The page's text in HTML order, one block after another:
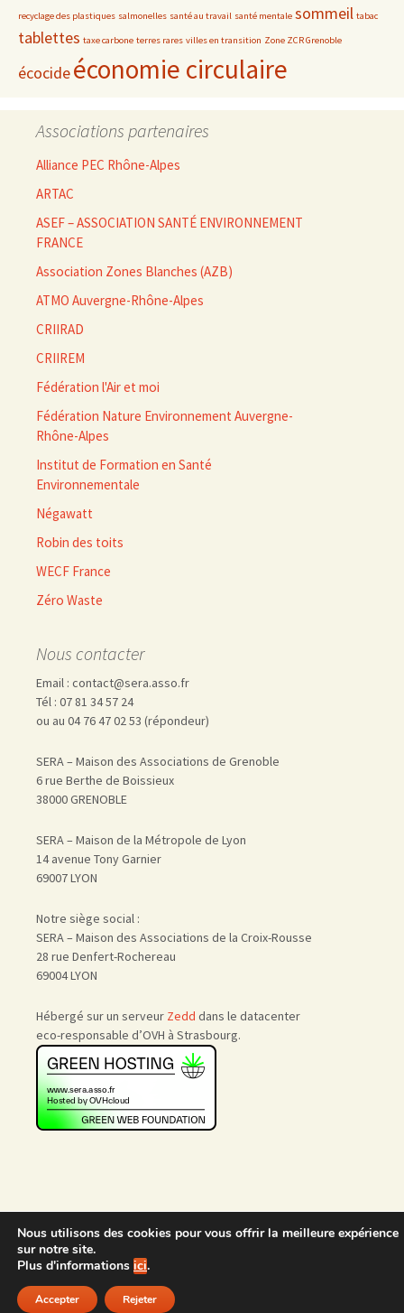
recyclage des plastiques salmonelles santé au travail santé mentale sommeil tabac
tablettes taxe carbone terres rares villes en transition Zone ZCR Grenoble
écocideéconomie circulaire
Associations partenaires
Alliance PEC Rhône-Alpes
ARTAC
ASEF – ASSOCIATION SANTÉ ENVIRONNEMENT
FRANCE
Association Zones Blanches (AZB)
ATMO Auvergne-Rhône-Alpes
CRIIRAD
CRIIREM
Fédération l'Air et moi
Fédération Nature Environnement Auvergne-
Rhône-Alpes
Institut de Formation en Santé
Environnementale
Négawatt
Robin des toits
WECF France
Zéro Waste
Nous contacter
Email : contact@sera.asso.fr
Tél : 07 81 34 57 24
ou au 04 76 47 02 53 (répondeur)
SERA – Maison des Associations de Grenoble
6 rue Berthe de Boissieux
38000 GRENOBLE
SERA – Maison de la Métropole de Lyon
14 avenue Tony Garnier
69007 LYON
Notre siège social :
SERA – Maison des Associations de la Croix-Rousse
28 rue Denfert-Rochereau
69004 LYON
Hébergé sur un serveur Zedd dans le datacenter
eco-responsable d’OVH à Strasbourg.
Accueil | Nous rejoindre
Nous utilisons des cookies pour vous offrir la meilleure expérience
sur notre site.
Plus d'informations ici.
Accepter Rejeter